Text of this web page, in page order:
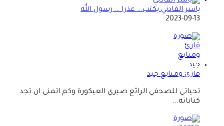
ياسر الفادني يكتب… عذرا … رسول الله
2023-09-13
قارئ ومتابع جيد
تحياتي للصحفي الرائع صبري العيكورة وكم اتمنى ان تجد
كتاباته...